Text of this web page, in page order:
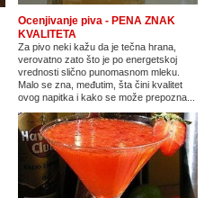
Ocenjivanje piva - PENA ZNAK
KVALITETA
Za pivo neki kažu da je tečna hrana,
verovatno zato što je po energetskoj
vrednosti slično punomasnom mleku.
Malo se zna, međutim, šta čini kvalitet
ovog napitka i kako se može prepozna...